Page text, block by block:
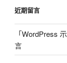
近期留言
「WordPress
言